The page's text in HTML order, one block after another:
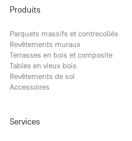
Produits
Parquets massifs et contrecollés
Revêtements muraux
Terrasses en bois et composite
Tables en vieux bois
Revêtements de sol
Accessoires
Services